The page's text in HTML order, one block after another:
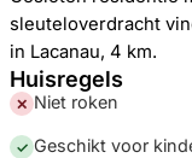
sleuteloverdracht
in Lacanau, 4 km.
Huisregels
✕ Niet roken
✓ Geschikt voor